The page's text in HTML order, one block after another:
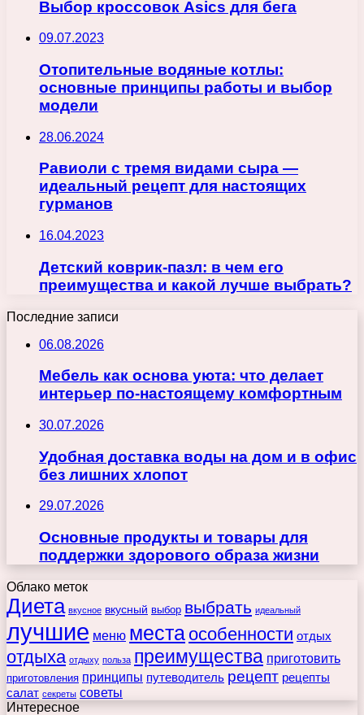
Выбор кроссовок Asics для бега
09.07.2023
Отопительные водяные котлы:
основные принципы работы и выбор
модели
28.06.2024
Равиоли с тремя видами сыра —
идеальный рецепт для настоящих
гурманов
16.04.2023
Детский коврик-пазл: в чем его
преимущества и какой лучше выбрать?
Последние записи
06.08.2026
Мебель как основа уюта: что делает
интерьер по-настоящему комфортным
30.07.2026
Удобная доставка воды на дом и в офис
без лишних хлопот
29.07.2026
Основные продукты и товары для
поддержки здорового образа жизни
Облако меток
Диета вкусное вкусный выбор выбрать идеальный
лучшие меню места особенности отдых
отдыха отдыху польза преимущества приготовить
приготовления принципы путеводитель рецепт рецепты
салат секреты советы
Интересное